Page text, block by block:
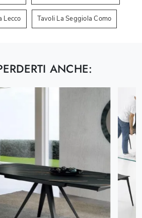
Lecco Tavoli La Seggiola Como
ANCHE: